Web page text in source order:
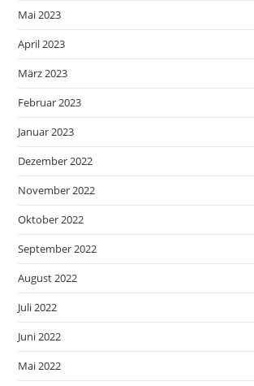
Mai 2023
April 2023
März 2023
Februar 2023
Januar 2023
Dezember 2022
November 2022
Oktober 2022
September 2022
August 2022
Juli 2022
Juni 2022
Mai 2022